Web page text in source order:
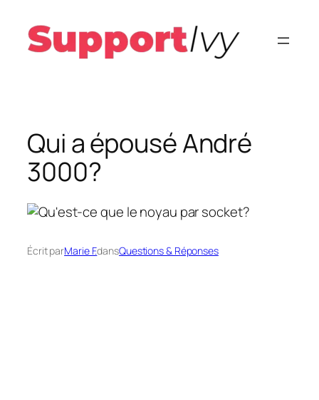
contenu
Qui a épousé André
3000?
Écrit parMarie F.dansQuestions & Réponses